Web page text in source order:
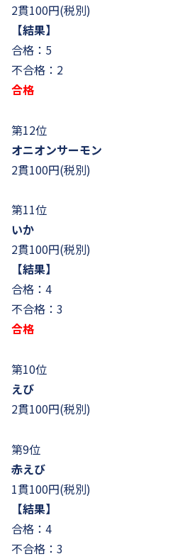
2貫100円(税別)
【結果】
合格：5
不合格：2
合格
第12位
オニオンサーモン
2貫100円(税別)
第11位
いか
2貫100円(税別)
【結果】
合格：4
不合格：3
合格
第10位
えび
2貫100円(税別)
第9位
赤えび
1貫100円(税別)
【結果】
合格：4
不合格：3